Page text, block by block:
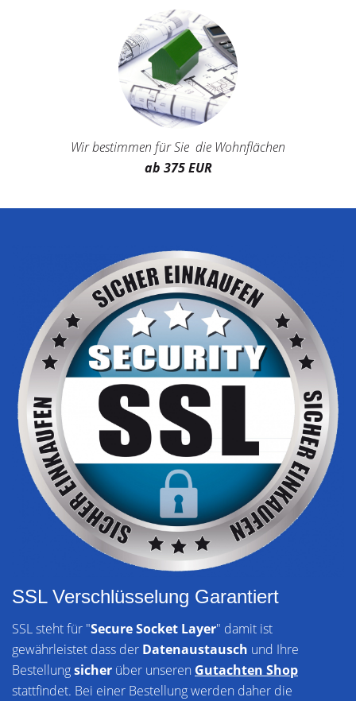
Wir bestimmen für Sie die Wohnflächen
ab 375 EUR
SSL Verschlüsselung Garantiert
SSL steht für "Secure Socket Layer" damit ist
gewährleistet dass der Datenaustausch und Ihre
Bestellungsicher über unseren Gutachten Shop
stattfindet. Bei einer Bestellung werden daher die